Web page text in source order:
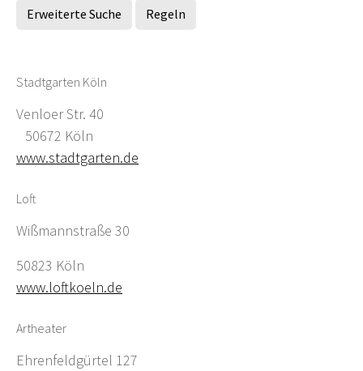
Erweiterte Suche Regeln
Stadtgarten Köln
Venloer Str. 40
50672 Köln
www.stadtgarten.de
Loft
Wißmannstraße 30
50823 Köln
www.loftkoeln.de
Artheater
Ehrenfeldgürtel 127